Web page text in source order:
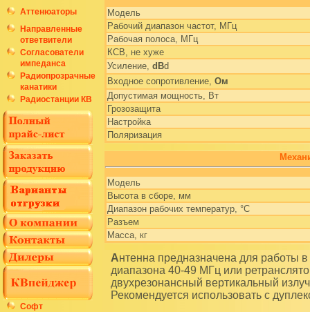
Аттенюаторы
Направленные
ответвители
Согласователи
импеданса
Радиопрозрачные
канатики
Радиостанции КВ
Софт
Модель
Рабочий диапазон частот, МГц
Рабочая полоса, МГц
КСВ, не хуже
Усиление, dBd
Входное сопротивление, Ом
Допустимая мощность, Вт
Грозозащита
Настройка
Поляризация
Модель
Высота в сборе, мм
Диапазон рабочих температур, °С
Разъем
Масса, кг
Антенна предназначена для работы в составе дуплексной базовой радиостанции
диапазона 40-49 МГц или
двухрезонансный вертикальный
Рекомендуется использовать с